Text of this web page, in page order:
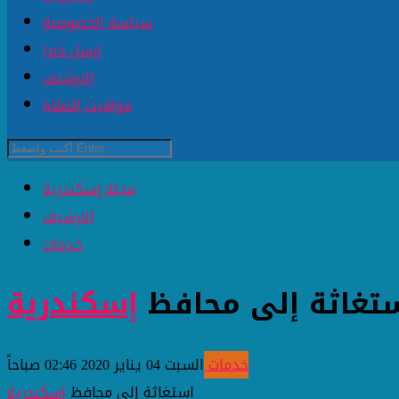
سياسة الخصوصية
ارسل خبرا
الارشيف
مواقيت الصلاة
مجلة إسكندرية
الارشيف
خدمات
إلى محافظ إسكندرية
خدماتالسبت 04 يناير 2020 02:46 صباحاً
استغاثة إلى محافظ إسكندرية